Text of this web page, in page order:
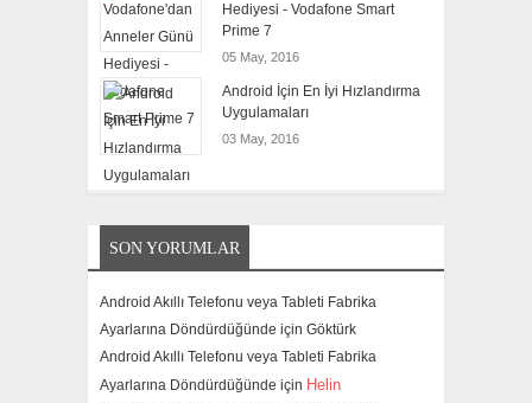
Hediyesi - Vodafone Smart
Prime 7
05 May, 2016
Android İçin En İyi Hızlandırma
Uygulamaları
03 May, 2016
SON YORUMLAR
Android Akıllı Telefonu veya Tableti Fabrika
Ayarlarına Döndürdüğünde için Göktürk
Android Akıllı Telefonu veya Tableti Fabrika
Ayarlarına Döndürdüğünde için Helin